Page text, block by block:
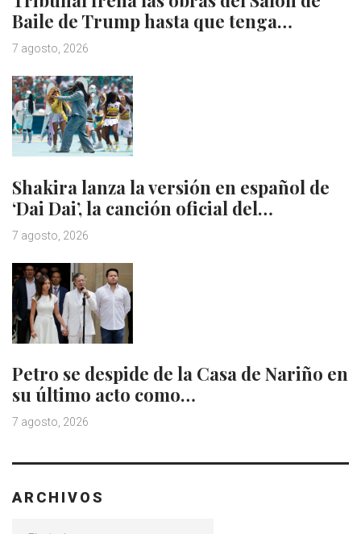
Baile de Trump hasta que tenga…
7 agosto, 2026
Shakira lanza la versión en español de
‘Dai Dai’, la canción oficial del…
7 agosto, 2026
Petro se despide de la Casa de Nariño en
su último acto como…
7 agosto, 2026
ARCHIVOS